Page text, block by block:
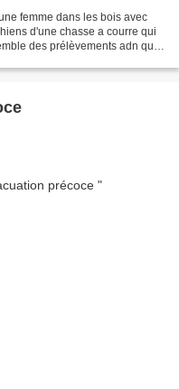
femme dans les bois avec
d'une chasse a courre qui
des prélèvements adn qui